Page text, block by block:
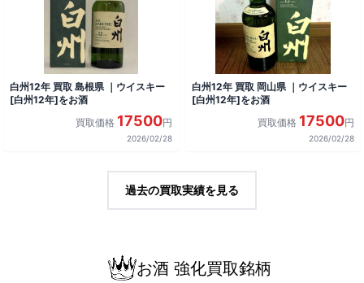
白州12年 買取 島根県 ｜ウイスキー
[白州12年]をお酒
買取価格 17500円
2026/02/28
白州12年 買取 岡山県 ｜ウイスキー
[白州12年]をお酒
買取価格 17500円
2026/02/28
過去の買取実績を見る
お酒 強化買取銘柄